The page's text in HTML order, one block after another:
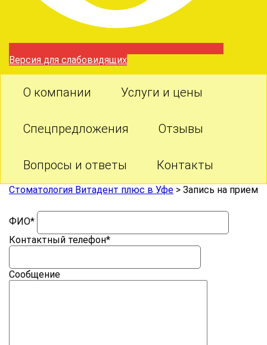
Версия для слабовидящих
О компании Услуги и цены
Спецпредложения Отзывы
Вопросы и ответы Контакты
Стоматология Витадент плюс в Уфе > Запись на прием
ФИО*
Контактный телефон*
Сообщение